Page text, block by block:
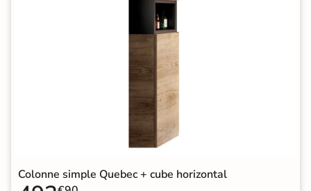
Colonne simple Quebec + cube horizontal